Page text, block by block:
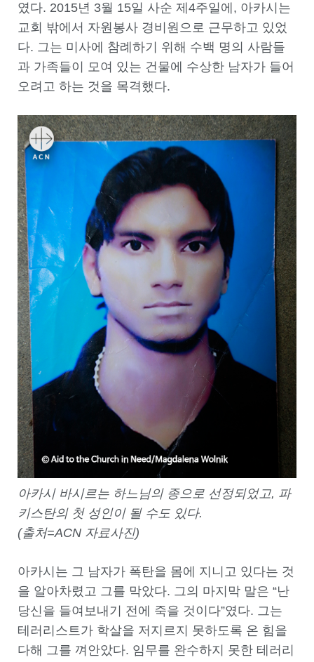
였다. 2015년 3월 15일 사순 제4주일에, 아카시는
교회 밖에서 자원봉사 경비원으로 근무하고 있었
다. 그는 미사에 참례하기 위해 수백 명의 사람들
과 가족들이 모여 있는 건물에 수상한 남자가 들어
오려고 하는 것을 목격했다.
아카시 바시르는 하느님의 종으로 선정되었고, 파
키스탄의 첫 성인이 될 수도 있다.
(출처=ACN 자료사진)
아카시는 그 남자가 폭탄을 몸에 지니고 있다는 것
을 알아차렸고 그를 막았다. 그의 마지막 말은 “난
당신을 들여보내기 전에 죽을 것이다”였다. 그는
테러리스트가 학살을 저지르지 못하도록 온 힘을
다해 그를 껴안았다. 임무를 완수하지 못한 테러리